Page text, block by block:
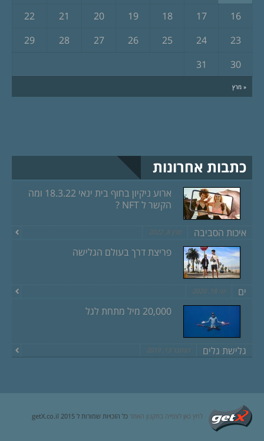
« מרץ
16
17
18
19
20
21
22
23
24
25
26
27
28
29
30
31
כתבות אחרונות
ארוע ניקיון בחוף בית ינאי 18.3.22 ומה
הקשר ל NFT ?
איכות הסביבה מרץ 8, 2022
פריצת דרך בעולם הגלישה
ים יוני 18, 2020
20,000 מיל מתחת לגל
גלישת גלים דצמבר 13, 2019
לחץ כאן לצפייה בתקנון האתר כל הזכויות שמורות ל getX.co.il 2015